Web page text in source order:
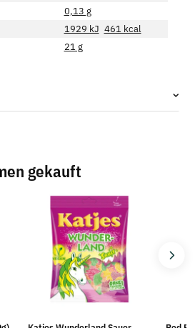
0,13 g
1929 kJ 461 kcal
21 g
gekauft